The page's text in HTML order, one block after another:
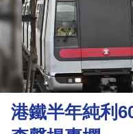
樓
市
理
財
港鐵半年純利